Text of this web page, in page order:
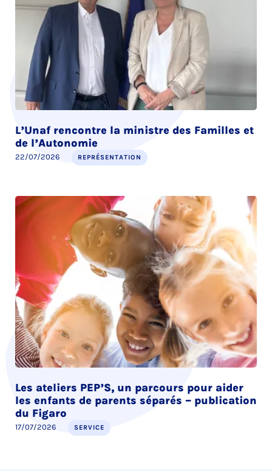
L’Unaf rencontre la ministre des Familles et
de l’Autonomie
22/07/2026 REPRÉSENTATION
Les ateliers PEP’S, un parcours pour aider
les enfants de parents séparés – publication
du Figaro
17/07/2026 SERVICE